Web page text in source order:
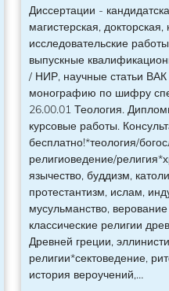
Диссертации -
магистерская, докторская,
исследовательские
выпускные
/ НИР, научные статьи
монографию по шифру
26.00.01 Теология.
курсовые работы.
бесплатно!*теология/
религиоведение/
язычество, буддизм,
протестантизм, ислам,
мусульманство,
классические религии
Древней греции,
религии*сектоведение,
история вероучений,…